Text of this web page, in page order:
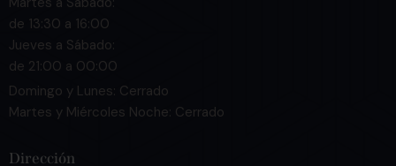
de 13:30 a 16:00
Jueves a Sábado:
de 21:00 a 00:00
Domingo y Lunes: Cerrado
Martes y Miércoles Noche: Cerrado
Dirección